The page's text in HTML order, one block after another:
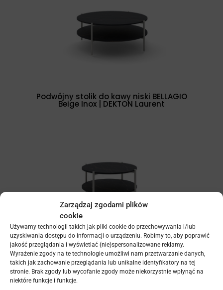
Zarządzaj zgodami plików
cookie
Używamy technologii takich jak pliki cookie do przechowywania i/lub
uzyskiwania dostępu do informacji o urządzeniu. Robimy to, aby poprawić
jakość przeglądania i wyświetlać (nie)spersonalizowane reklamy.
Wyrażenie zgody na te technologie umożliwi nam przetwarzanie danych,
takich jak zachowanie przeglądania lub unikalne identyfikatory na tej
stronie. Brak zgody lub wycofanie zgody może niekorzystnie wpłynąć na
niektóre funkcje i funkcje.
Podwójny stolik do kawy niski BELLAGIO
Beige Inox | DEKTON Laurent
Podwójny stolik do kawy wysoki BELLAGIO
Beige Inox | DEKTON Laurent